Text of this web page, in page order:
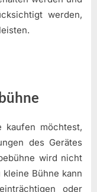
werden,
kaufen möchtest,
des Gerätes
wird nicht
Bühne kann
oder